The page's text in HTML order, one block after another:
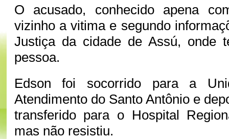
O acusado, conhecido apena
vizinho a vitima e segundo
Justiça da cidade de Assú, onde
pessoa.
Edson foi socorrido para a
Atendimento do Santo Antônio e
transferido para o Hospital
mas não resistiu.